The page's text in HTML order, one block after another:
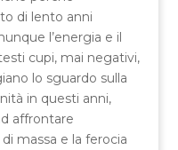
di lento anni
l’energia e il
cupi, mai negativi,
lo sguardo sulla
in questi anni,
affrontare
massa e la ferocia